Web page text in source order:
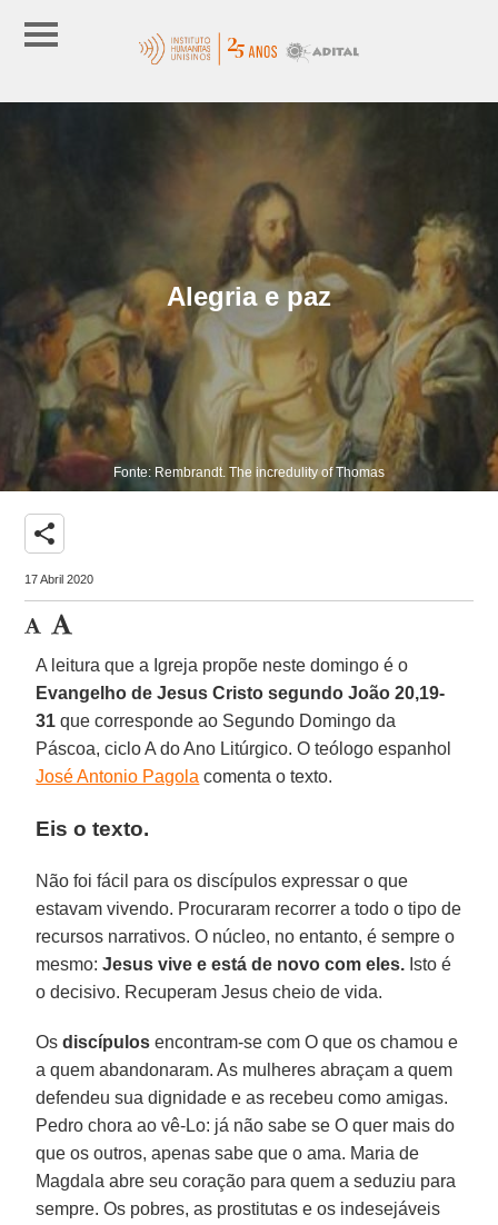
Alegria e paz
Fonte: Rembrandt. The incredulity of Thomas
share
17 Abril 2020
A leitura que a Igreja propõe neste domingo é o
Evangelho de Jesus Cristo segundo João 20,19-
31 que corresponde ao Segundo Domingo da
Páscoa, ciclo A do Ano Litúrgico. O teólogo espanhol
José Antonio Pagola comenta o texto.
Eis o texto.
Não foi fácil para os discípulos expressar o que
estavam vivendo. Procuraram recorrer a todo o tipo de
recursos narrativos. O núcleo, no entanto, é sempre o
mesmo:Jesus vive e está de novo com eles. Isto é
o decisivo. Recuperam Jesus cheio de vida.
Osdiscípulos encontram-se com O que os chamou e
a quem abandonaram. As mulheres abraçam a quem
defendeu sua dignidade e as recebeu como amigas.
Pedro chora ao vê-Lo: já não sabe se O quer mais do
que os outros, apenas sabe que o ama. Maria de
Magdala abre seu coração para quem a seduziu para
sempre. Os pobres, as prostitutas e os indesejáveis